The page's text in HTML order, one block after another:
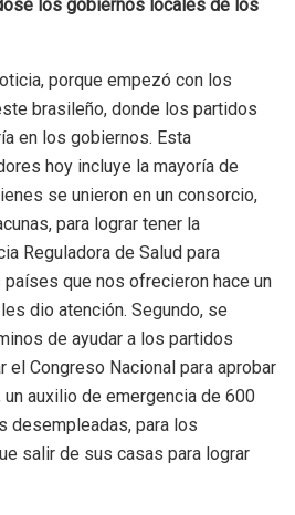
los gobiernos locales de los
porque empezó con los
brasileño, donde los partidos
en los gobiernos. Esta
hoy incluye la mayoría de
se unieron en un consorcio,
para lograr tener la
Reguladora de Salud para
que nos ofrecieron hace un
dio atención. Segundo, se
de ayudar a los partidos
Congreso Nacional para aprobar
auxilio de emergencia de 600
desempleadas, para los
salir de sus casas para lograr